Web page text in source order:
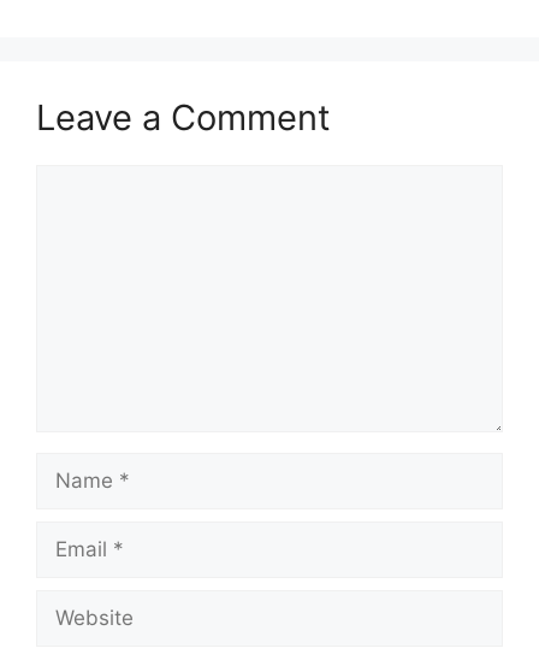
Leave a Comment
Name
Email
Website